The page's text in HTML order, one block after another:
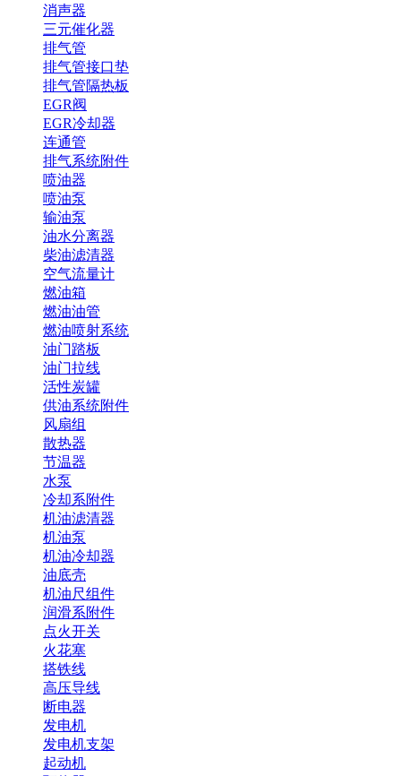
消声器
三元催化器
排气管
排气管接口垫
排气管隔热板
EGR阀
EGR冷却器
连通管
排气系统附件
喷油器
喷油泵
输油泵
油水分离器
柴油滤清器
空气流量计
燃油箱
燃油油管
燃油喷射系统
油门踏板
油门拉线
活性炭罐
供油系统附件
风扇组
散热器
节温器
水泵
冷却系附件
机油滤清器
机油泵
机油冷却器
油底壳
机油尺组件
润滑系附件
点火开关
火花塞
搭铁线
高压导线
断电器
发电机
发电机支架
起动机